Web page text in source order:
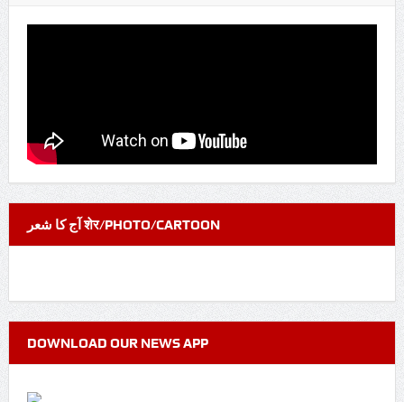
آج کا شعر शेर/PHOTO/CARTOON
DOWNLOAD OUR NEWS APP